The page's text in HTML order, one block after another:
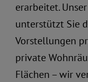
erarbeitet.
unterstützt Sie
Vorstellungen
private
Flächen – wir